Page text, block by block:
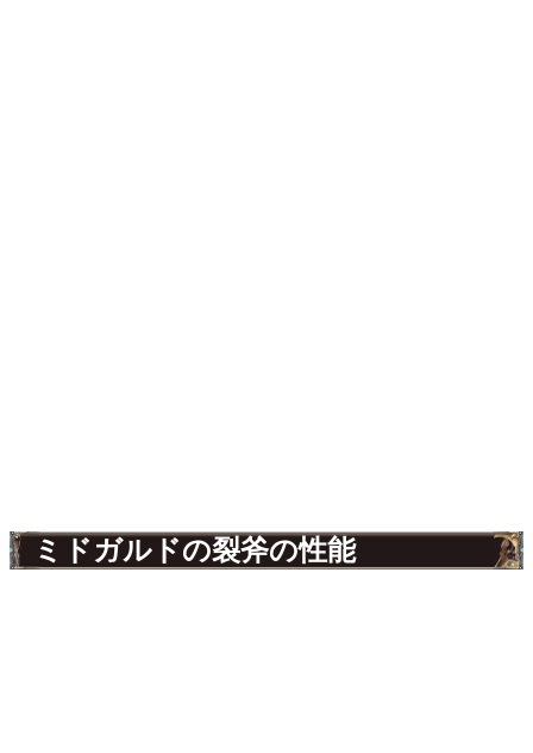
ミドガルドの裂斧の性能